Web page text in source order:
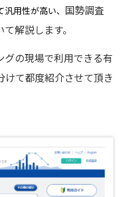
用性が高い、
国勢調査
解説します。
グの現場で利用できる有
けて都度紹介させて頂き